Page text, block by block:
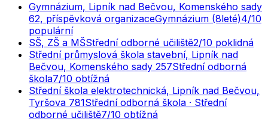
Gymnázium, Lipník nad Bečvou, Komenského sady
62, příspěvková organizaceGymnázium (8leté)4/10
populární
SŠ, ZŠ a MŠStřední odborné učiliště2/10 poklidná
Střední průmyslová škola stavební, Lipník nad
Bečvou, Komenského sady 257Střední odborná
škola7/10 obtížná
Střední škola elektrotechnická, Lipník nad Bečvou,
Tyršova 781Střední odborná škola · Střední
odborné učiliště7/10 obtížná